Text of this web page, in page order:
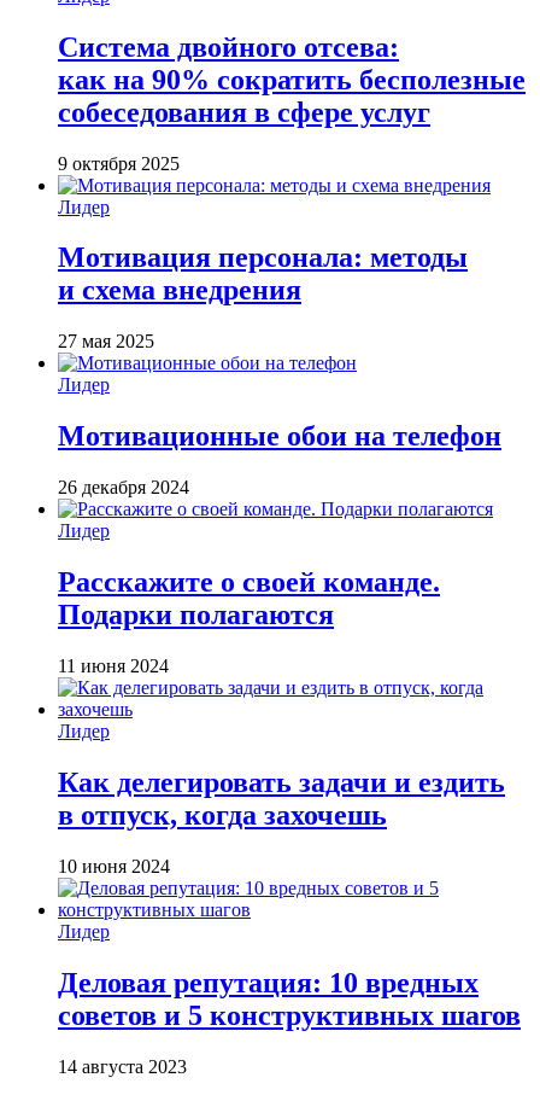
Система двойного отсева:
как на 90% сократить бесполезные
собеседования в сфере услуг
9 октября 2025
Лидер
Мотивация персонала: методы
и схема внедрения
27 мая 2025
Лидер
Мотивационные обои на телефон
26 декабря 2024
Лидер
Расскажите о своей команде.
Подарки полагаются
11 июня 2024
Лидер
Как делегировать задачи и ездить
в отпуск, когда захочешь
10 июня 2024
Лидер
Деловая репутация: 10 вредных
советов и 5 конструктивных шагов
14 августа 2023